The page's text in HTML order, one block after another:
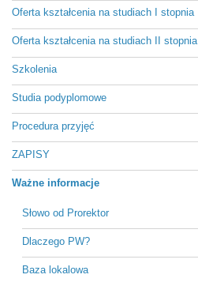
Oferta kształcenia na studiach I stopnia
Oferta kształcenia na studiach II stopnia
Szkolenia
Studia podyplomowe
Procedura przyjęć
ZAPISY
Ważne informacje
Słowo od Prorektor
Dlaczego PW?
Baza lokalowa